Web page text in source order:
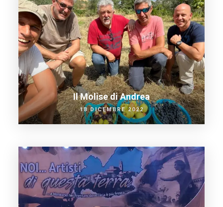
Il Molise di Andrea
18 DICEMBRE 2022